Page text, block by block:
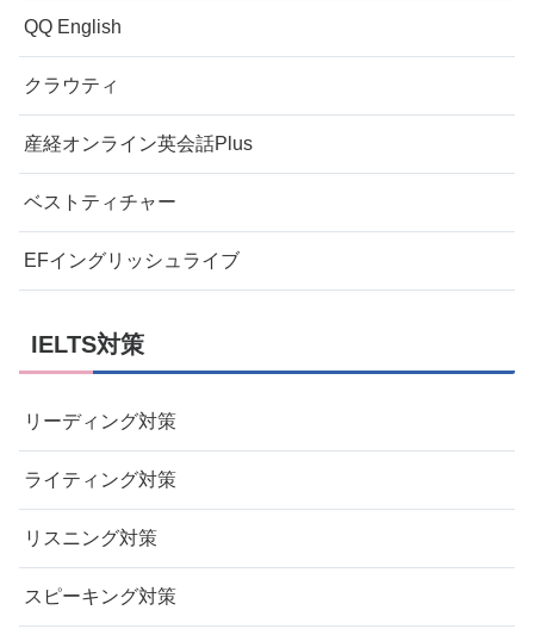
QQ English
クラウティ
産経オンライン英会話Plus
ベストティチャー
EFイングリッシュライブ
IELTS対策
リーディング対策
ライティング対策
リスニング対策
スピーキング対策